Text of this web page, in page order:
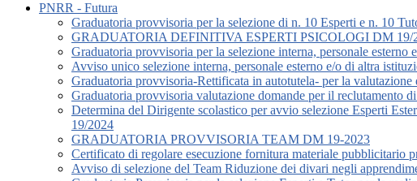
PNRR - Futura
Graduatoria provvisoria per la selezione di n. 10 Esperti e n. 10
GRADUATORIA DEFINITIVA ESPERTI PSICOLOGI DM 19/
Graduatoria provvisoria per la selezione interna, personale
Avviso unico selezione interna, personale esterno e/o di altra
Graduatoria provvisoria-Rettificata in autotutela- per la
Graduatoria provvisoria valutazione domande per il reclutamento
Determina del Dirigente scolastico per avvio selezione Esperti
19/2024
GRADUATORIA PROVVISORIA TEAM DM 19-2023
Certificato di regolare esecuzione fornitura materiale pubblicitario
Avviso di selezione del Team Riduzione dei divari negli